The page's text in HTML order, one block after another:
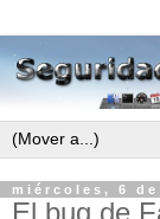
miércoles, 6